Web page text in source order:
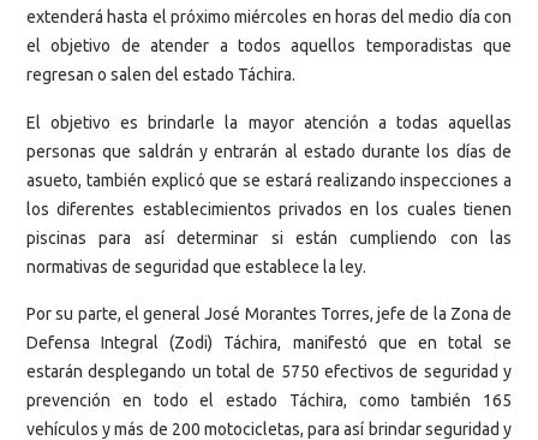
extenderá hasta el próximo miércoles en horas del medio día con
el objetivo de atender a todos aquellos temporadistas que
regresan o salen del estado Táchira.
El objetivo es brindarle la mayor atención a todas aquellas
personas que saldrán y entrarán al estado durante los días de
asueto, también explicó que se estará realizando inspecciones a
los diferentes establecimientos privados en los cuales tienen
piscinas para así determinar si están cumpliendo con las
normativas de seguridad que establece la ley.
Por su parte, el general José Morantes Torres, jefe de la Zona de
Defensa Integral (Zodi) Táchira, manifestó que en total se
estarán desplegando un total de 5750 efectivos de seguridad y
prevención en todo el estado Táchira, como también 165
vehículos y más de 200 motocicletas, para así brindar seguridad y